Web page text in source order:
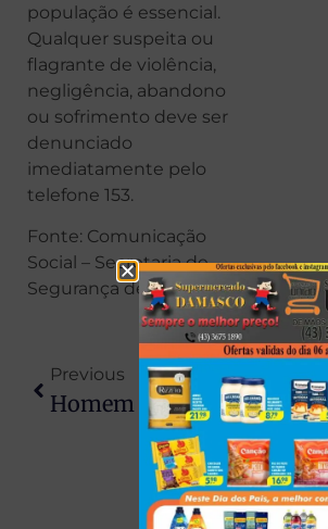
população é essencial.
Qualquer suspeita ou
flagrante de violência,
negligência, abandono
ou sofrimento deve ser
denunciado
imediatamente pelo
telefone 153.
Fonte: Comunicação
Social – Secretaria de
Segurança de Maringá
Previous
Homem É Preso Após Furtar R$ 3,7 Mil Em Chinelos Em Apucarana